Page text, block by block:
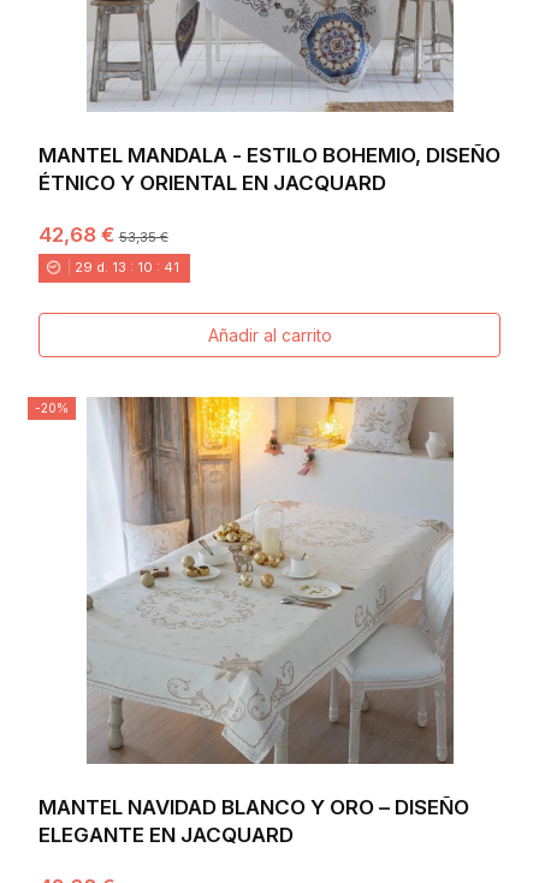
MANTEL MANDALA - ESTILO BOHEMIO, DISEÑO
ÉTNICO Y ORIENTAL EN JACQUARD
42,68 €53,35 €
29 d. 13 : 10 : 40
Añadir al carrito
-20%
MANTEL NAVIDAD BLANCO Y ORO – DISEÑO
ELEGANTE EN JACQUARD